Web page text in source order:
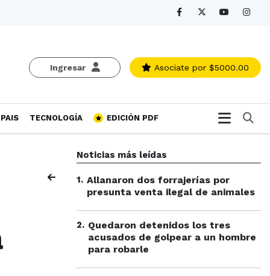
Ingresar Asociate por $5000.00
PAIS TECNOLOGÍA EDICIÓN PDF
Noticias más leídas
1. Allanaron dos forrajerías por
presunta venta ilegal de animales
2. Quedaron detenidos los tres
acusados de golpear a un hombre
para robarle